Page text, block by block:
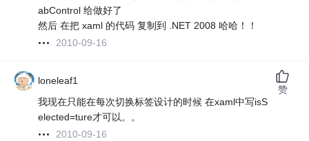
abControl 给做好了
然后 在把 xaml 的代码 复制到 .NET 2008 哈哈！！
2010-09-16
loneleaf1
我现在只能在每次切换标签设计的时候 在xaml中写isS
elected=ture才可以。。
2010-09-16
赞